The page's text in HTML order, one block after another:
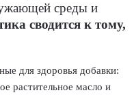
среды и
сводится к тому,
для здоровья добавки:
растительное масло и